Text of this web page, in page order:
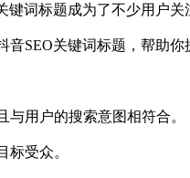
词标题成为了不少用户关
SEO关键词标题，帮助你
用户的搜索意图相符合。
受众。